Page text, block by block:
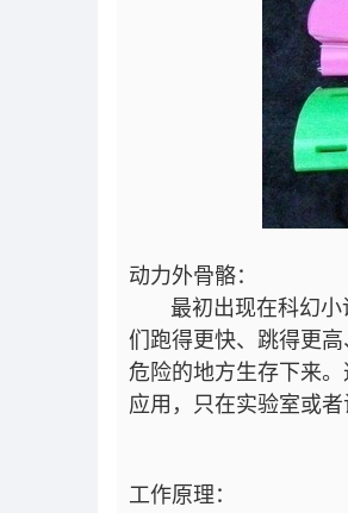
动力外骨骼：
最初出现在科幻小
们跑得更快、跳得更
危险的地方生存下来
应用，只在实验室或者
工作原理：